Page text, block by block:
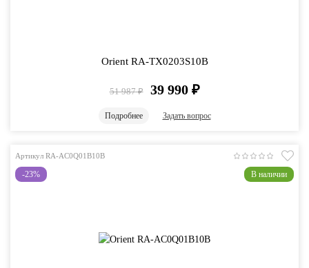
Orient RA-TX0203S10B
51 987 ₽ 39 990 ₽
Подробнее Задать вопрос
Артикул RA-AC0Q01B10B
-23% В наличии